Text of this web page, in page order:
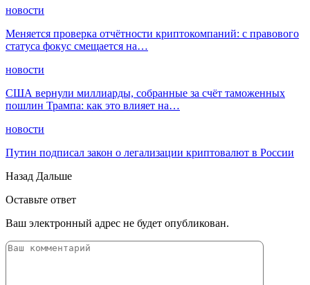
новости
Меняется проверка отчётности криптокомпаний: с правового
статуса фокус смещается на…
новости
США вернули миллиарды, собранные за счёт таможенных
пошлин Трампа: как это влияет на…
новости
Путин подписал закон о легализации криптовалют в России
Назад Дальше
Оставьте ответ
Ваш электронный адрес не будет опубликован.